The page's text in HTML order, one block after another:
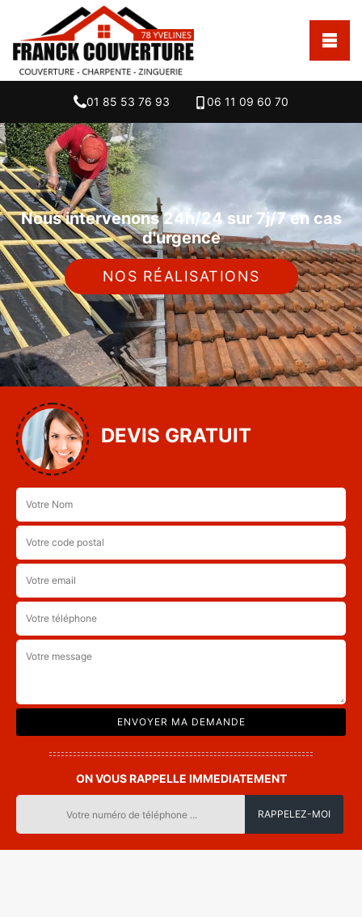
01 85 53 76 93 06 11 09 60 70
Nous intervenons 24h/24 sur 7j/7 en cas
d'urgence
NOS RÉALISATIONS
DEVIS GRATUIT
ON VOUS RAPPELLE IMMEDIATEMENT